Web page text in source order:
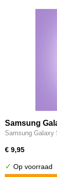
Samsung
siliconen
Samsung Galaxy
€ 9,95
✓ Op voorraad